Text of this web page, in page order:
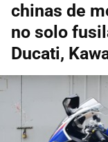
chinas de
no solo
Ducati,